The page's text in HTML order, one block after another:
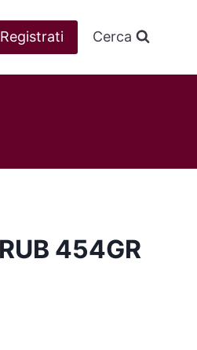
Registrati Cerca
454GR